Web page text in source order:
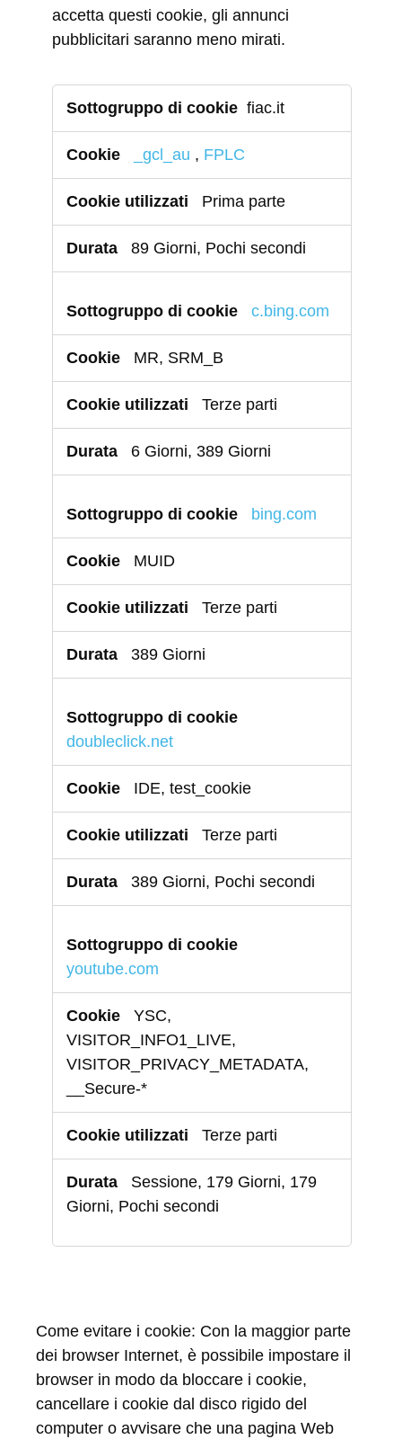
accetta questi cookie, gli annunci
pubblicitari saranno meno mirati.
Targeting
fiac.it
_gcl_au , FPLC
Prima parte
89 Giorni, Pochi secondi
c.bing.com
MR, SRM_B
Terze parti
6 Giorni, 389 Giorni
bing.com
MUID
Terze parti
389 Giorni
doubleclick.net
IDE, test_cookie
Terze parti
389 Giorni, Pochi secondi
youtube.com
YSC,
VISITOR_INFO1_LIVE,
VISITOR_PRIVACY_METADATA,
__Secure-*
Terze parti
Sessione, 179 Giorni, 179
Giorni, Pochi secondi
Come evitare i cookie: Con la maggior parte
dei browser Internet, è possibile impostare il
browser in modo da bloccare i cookie,
cancellare i cookie dal disco rigido del
computer o avvisare che una pagina Web